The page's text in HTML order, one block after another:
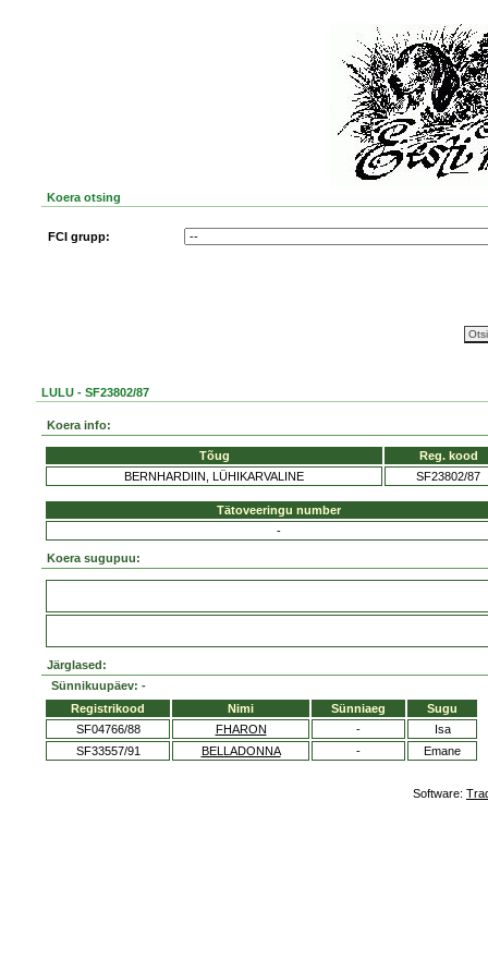
Koera otsing
FCI grupp:
LULU - SF23802/87
Koera info:
Tõug
Reg. kood
BERNHARDIIN, LÜHIKARVALINE
SF23802/87
Tätoveeringu number
-
Koera sugupuu:
Järglased:
Sünnikuupäev: -
Registrikood
Nimi Sünniaeg
Sugu
SF04766/88
FHARON -
Isa
SF33557/91
BELLADONNA - Emane
Software: